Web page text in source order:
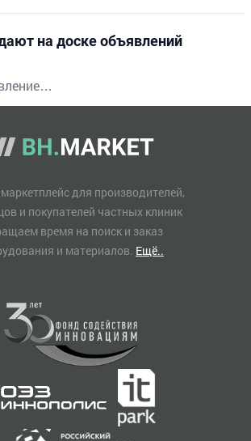
на доске объявлений
для производителей,
и покупателей частных клиник
время на поиск и заказ
и материалов. Ещё..